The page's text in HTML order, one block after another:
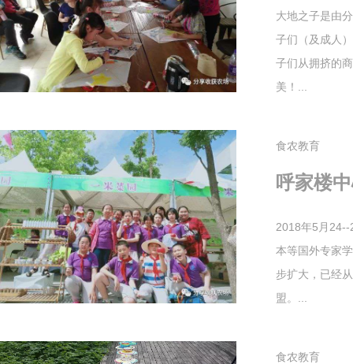
大地之子是由
子们（及成人
子们从拥挤的
美！...
食农教育
呼家楼
2018年5月24--
本等国外专家
步扩大，已经
盟。...
食农教育